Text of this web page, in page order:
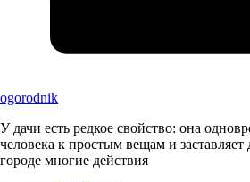
ogorodnik
У дачи есть редкое свойство: она
человека к простым вещам и
городе многие действия